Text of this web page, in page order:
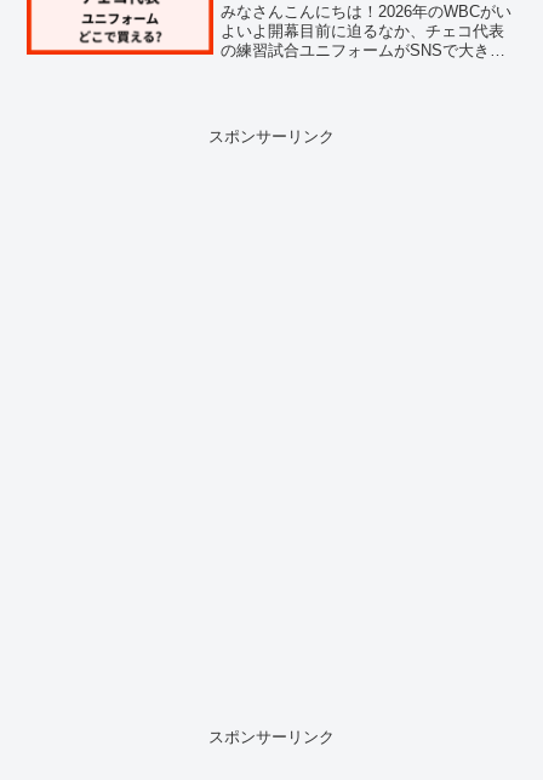
みなさんこんにちは！2026年のWBCがい
よいよ開幕目前に迫るなか、チェコ代表
の練習試合ユニフォームがSNSで大きな
ンを見て、「...
スポンサーリンク
スポンサーリンク